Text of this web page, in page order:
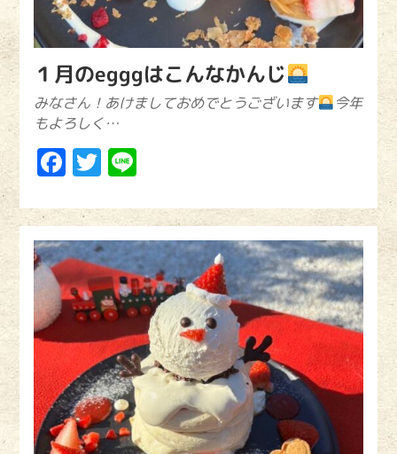
１月のegggはこんなかんじ
みなさん！あけましておめでとうございます
今年
もよろしく…
Facebook
Twitter